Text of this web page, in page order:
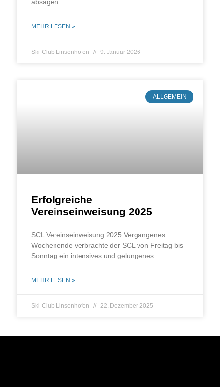
absagen.
MEHR LESEN »
Ski-Club Linsenhofen 9. Januar 2026
ALLGEMEIN
Erfolgreiche
Vereinseinweisung 2025
SCL Ver­eins­ein­wei­sung 2025 Ver­gan­ge­nes
Wochen­en­de ver­brach­te der SCL von Frei­tag bis
Sonn­tag ein inten­si­ves und gelungenes
MEHR LESEN »
Ski-Club Linsenhofen 22. Dezember 2025